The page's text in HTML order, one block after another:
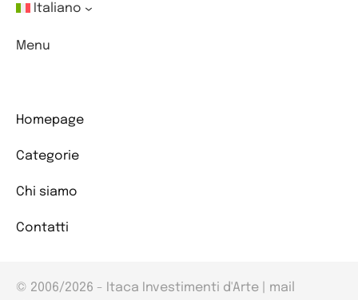
Italiano
Menu
Homepage
Categorie
Chi siamo
Contatti
© 2006/2026 - Itaca Investimenti d'Arte | mail